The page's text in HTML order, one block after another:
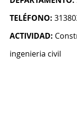
TELÉFONO:
ACTIVIDAD:
ingenieria civil